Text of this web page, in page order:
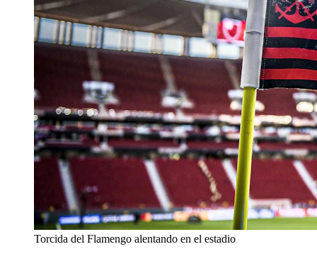
Torcida del Flamengo alentando en el estadio